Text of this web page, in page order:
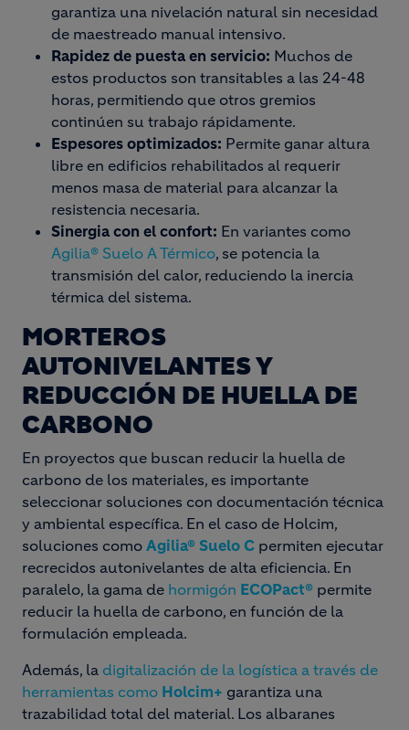
garantiza una nivelación natural sin necesidad
de maestreado manual intensivo.
Rapidez de puesta en servicio: Muchos de
estos productos son transitables a las 24-48
horas, permitiendo que otros gremios
continúen su trabajo rápidamente.
Espesores optimizados: Permite ganar altura
libre en edificios rehabilitados al requerir
menos masa de material para alcanzar la
resistencia necesaria.
Sinergia con el confort: En variantes como
Agilia® Suelo A Térmico, se potencia la
transmisión del calor, reduciendo la inercia
térmica del sistema.
MORTEROS
AUTONIVELANTES Y
REDUCCIÓN DE HUELLA DE
CARBONO
En proyectos que buscan reducir la huella de
carbono de los materiales, es importante
seleccionar soluciones con documentación técnica
y ambiental específica. En el caso de Holcim,
soluciones como Agilia® Suelo C permiten ejecutar
recrecidos autonivelantes de alta eficiencia. En
paralelo, la gama de hormigón ECOPact® permite
reducir la huella de carbono, en función de la
formulación empleada.
Además, la digitalización de la logística a través de
herramientas como Holcim+ garantiza una
trazabilidad total del material. Los albaranes